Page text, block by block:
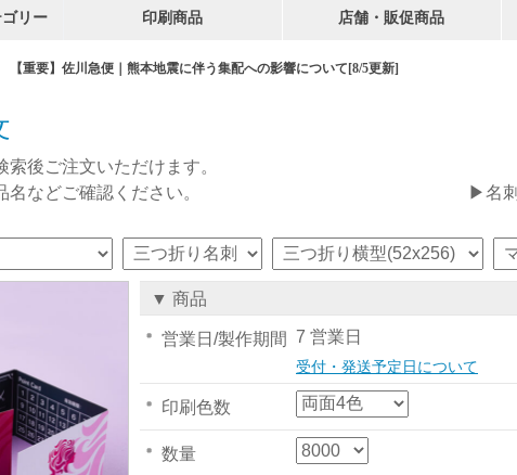
【重要】佐川急便｜熊本地震に伴う集配への影響について[8/5更新]
リー 印刷商品 店舗・販促商品
後ご注文いただけます。
名などご確認ください。
▶名
▼ 商品
営業日/製作期間 7 営業日
受付・発送予定日について
印刷色数
数量